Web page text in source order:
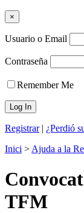
×
Usuario o Email
Contraseña
Remember Me
Registrar| ¿Perdió
Inici > Ajuda a la
TFM